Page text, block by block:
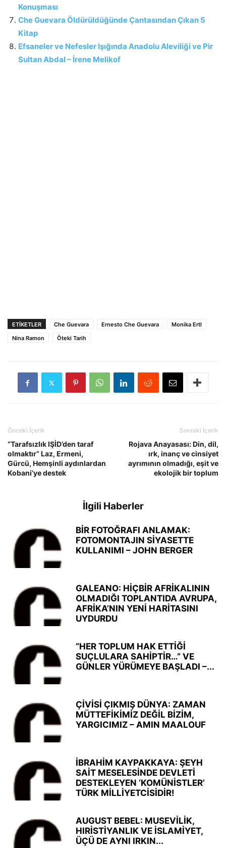
Konuşması
Che Guevara Öldürüldüğünde Çantasından Çıkan 5
Kitap
Efsaneler ve Nefesler Işığında Anadolu Aleviliği ve Pir
Sultan Abdal – İrene Melikof
ETIKETLER Che Guevara Ernesto Che Guevara
Monika Ertl
Nina Ramon
Öteki Tarih
Önceki İçerik
“Tarafsızlık IŞİD’den taraf
olmaktır” Laz, Ermeni,
Gürcü, Hemşinli aydınlardan
Kobani’ye destek
Sonraki İçerik
Rojava Anayasası: Din, dil,
ırk, inanç ve cinsiyet
ayrımının olmadığı, eşit ve
ekolojik bir toplum
İlgili Haberler
BİR FOTOĞRAFI ANLAMAK:
FOTOMONTAJIN SİYASETTE
KULLANIMI – JOHN BERGER
GALEANO: HİÇBİR AFRİKALININ
OLMADIĞI TOPLANTIDA AVRUPA,
AFRİKA’NIN YENİ HARİTASINI
UYDURDU
“HER TOPLUM HAK ETTİĞİ
SUÇLULARA SAHİPTİR…” VE
GÜNLER YÜRÜMEYE BAŞLADI –...
ÇİVİSİ ÇIKMIŞ DÜNYA: ZAMAN
MÜTTEFİKİMİZ DEĞİL BİZİM,
YARGICIMIZ – AMIN MAALOUF
İBRAHİM KAYPAKKAYA: ŞEYH
SAİT MESELESİNDE DEVLETİ
DESTEKLEYEN ‘KOMÜNİSTLER’
TÜRK MİLLİYETCİSİDİR!
AUGUST BEBEL: MUSEVİLİK,
HIRİSTİYANLIK VE İSLAMİYET,
ÜÇÜ DE AYNI IRKIN...